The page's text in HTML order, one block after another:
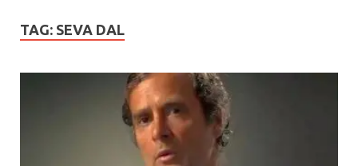
TAG: SEVA DAL